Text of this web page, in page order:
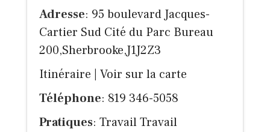
Adresse: 95 boulevard Jacques-
Cartier Sud Cité du Parc Bureau
200,Sherbrooke,J1J2Z3
Itinéraire
Voir sur la carte
Téléphone: 819 346-5058
Pratiques: Travail Travail